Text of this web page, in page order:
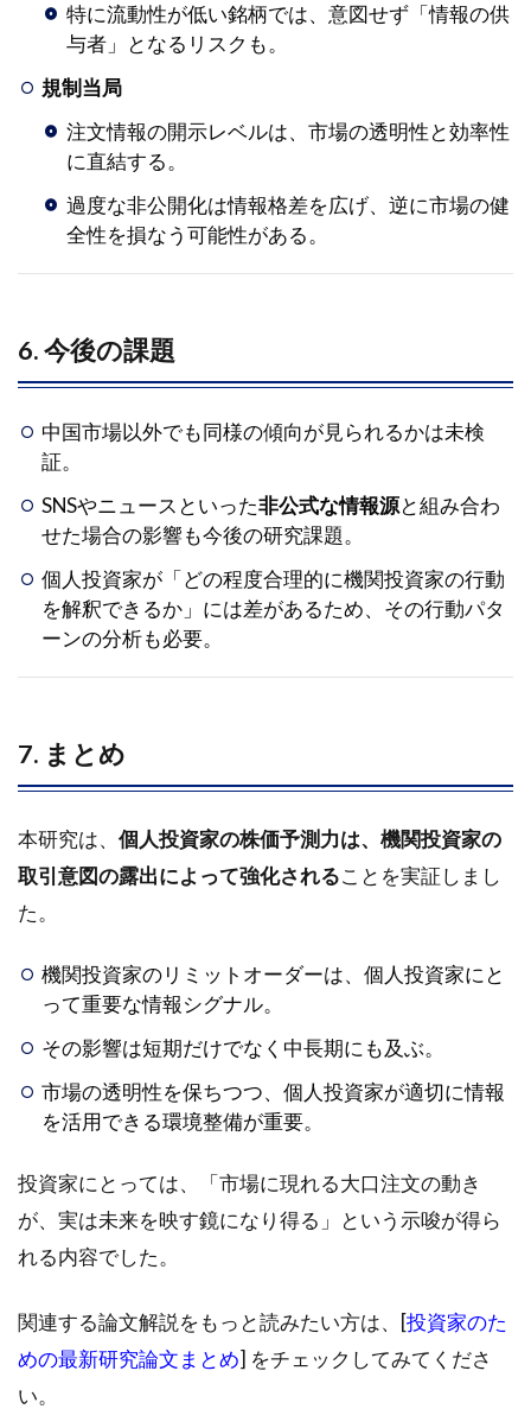
特に流動性が低い銘柄では、意図せず「情報の供
与者」となるリスクも。
規制当局
注文情報の開示レベルは、市場の透明性と効率性
に直結する。
過度な非公開化は情報格差を広げ、逆に市場の健
全性を損なう可能性がある。
6. 今後の課題
中国市場以外でも同様の傾向が見られるかは未検
証。
SNSやニュースといった非公式な情報源と組み合わ
せた場合の影響も今後の研究課題。
個人投資家が「どの程度合理的に機関投資家の行動
を解釈できるか」には差があるため、その行動パタ
ーンの分析も必要。
7. まとめ
本研究は、 個人投資家の株価予測力は、機関投資家の
取引意図の露出によって強化されることを実証しまし
た。
機関投資家のリミットオーダーは、個人投資家にと
って重要な情報シグナル。
その影響は短期だけでなく中長期にも及ぶ。
市場の透明性を保ちつつ、個人投資家が適切に情報
を活用できる環境整備が重要。
投資家にとっては、「市場に現れる大口注文の動き
が、実は未来を映す鏡になり得る」という示唆が得ら
れる内容でした。
関連する論文解説をもっと読みたい方は、[投資家のた
めの最新研究論文まとめ] をチェックしてみてくださ
い。